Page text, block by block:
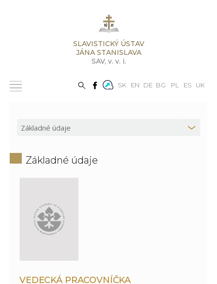
SLAVISTICKÝ ÚSTAV
JÁNA STANISLAVA
SAV, v. v. i.
UK
ES
PL
BG
DE
EN
SK
Základné údaje
VEDECKÁ PRACOVNÍČKA